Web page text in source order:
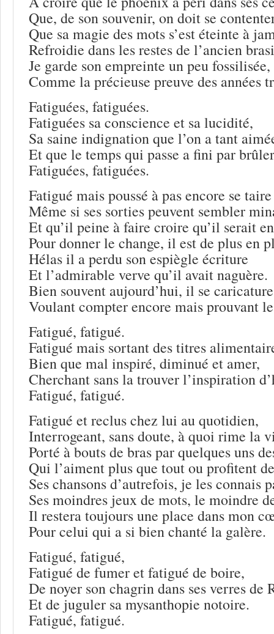
Que, de son souvenir, on doit se
Que sa magie des mots s’est éteinte à
Refroidie dans les restes de l’ancien
Je garde son empreinte un peu fossilisée,
Comme la précieuse preuve des années
Fatiguées, fatiguées.
Fatiguées sa conscience et sa lucidité,
Sa saine indignation que l’on a tant
Et que le temps qui passe a fini par
Fatiguées, fatiguées.
Fatigué mais poussé à pas encore se taire
Même si ses sorties peuvent sembler
Et qu’il peine à faire croire qu’il serait
Pour donner le change, il est de plus en
Hélas il a perdu son espiègle écriture
Et l’admirable verve qu’il avait naguère.
Bien souvent aujourd’hui, il se
Voulant compter encore mais prouvant
Fatigué, fatigué.
Fatigué mais sortant des titres
Bien que mal inspiré, diminué et amer,
Cherchant sans la trouver l’inspiration
Fatigué, fatigué.
Fatigué et reclus chez lui au quotidien,
Interrogeant, sans doute, à quoi rime la
Porté à bouts de bras par quelques uns
Qui l’aiment plus que tout ou profitent
Ses chansons d’autrefois, je les connais
Ses moindres jeux de mots, le moindre
Il restera toujours une place dans mon
Pour celui qui a si bien chanté la galère.
Fatigué, fatigué,
Fatigué de fumer et fatigué de boire,
De noyer son chagrin dans ses verres de
Et de juguler sa mysanthopie notoire.
Fatigué, fatigué.